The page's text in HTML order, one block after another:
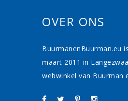
OVER ONS
BuurmanenBuurman.eu
maart 2011 in
webwinkel van Buurman